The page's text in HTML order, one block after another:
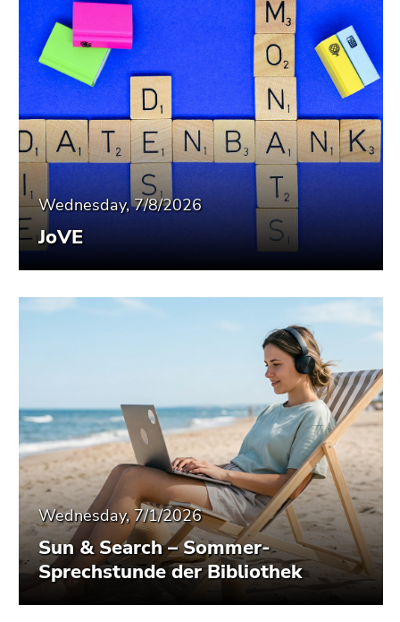
Wednesday, 7/8/2026
JoVE
Wednesday, 7/1/2026
Sun & Search – Sommer-
Sprechstunde der Bibliothek